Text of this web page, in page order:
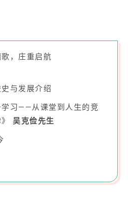
，庄重启航
与发展介绍
学习——从课堂到人生的竞
吴克俭先生